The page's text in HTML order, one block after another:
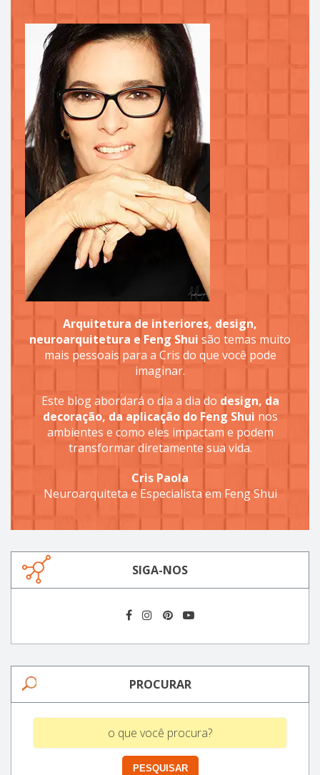
Arquitetura de interiores, design,
neuroarquitetura e Feng Shui são temas muito
mais pessoais para a Cris do que você pode
imaginar.
Este blog abordará o dia a dia do design, da
decoração, da aplicação do Feng Shui nos
ambientes e como eles impactam e podem
transformar diretamente sua vida.
Cris Paola
Neuroarquiteta e Especialista em Feng Shui
SIGA-NOS
PROCURAR